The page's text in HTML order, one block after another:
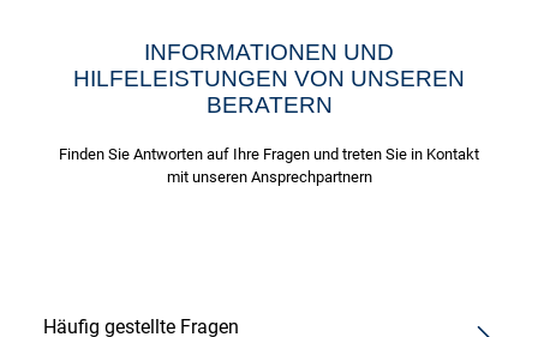
INFORMATIONEN UND
HILFELEISTUNGEN VON UNSEREN
BERATERN
Finden Sie Antworten auf Ihre Fragen und treten Sie in Kontakt
mit unseren Ansprechpartnern
Häufig gestellte Fragen